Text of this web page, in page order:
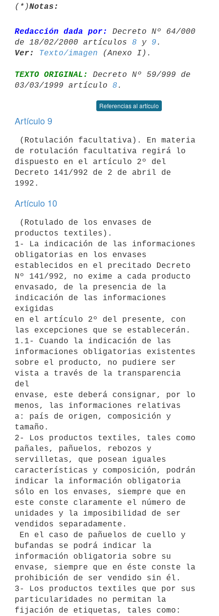
(*)Notas:
Redacción dada por:
Decreto Nº 64/000
de 18/02/2000 artículos 8 y 9
Ver:
Texto/imagen
TEXTO ORIGINAL:
Decreto Nº 59/999 de
03/03/1999 artículo 8
Referencias al artículo
Artículo 9
de rotulación facultativa regirá lo
dispuesto en el artículo 2º del
Decreto 141/992 de 2 de abril de
Artículo 10
productos textiles).
1- La indicación de las informaciones
obligatorias en los envases
establecidos en el precitado Decreto
Nº 141/992, no exime a cada producto
envasado, de la presencia de la
indicación de las informaciones
exigidas
en el artículo 2º del presente, con
las excepciones que se establecerán.
1.1- Cuando la indicación de las
informaciones obligatorias existentes
sobre el producto, no pudiere ser
vista a través de la transparencia
del
envase, este deberá consignar, por lo
menos, las informaciones relativas
a: país de origen, composición y
tamaño.
2- Los productos textiles, tales como
pañales, pañuelos, rebozos y
servilletas, que posean iguales
características y composición, podrán
indicar la información obligatoria
sólo en los envases, siempre que en
este conste claramente el número de
unidades y la imposibilidad de ser
vendidos separadamente.
bufandas se podrá indicar la
información obligatoria sobre su
envase, siempre que en éste conste la
prohibición de ser vendido sin él.
3- Los productos textiles que por sus
particularidades no permitan la
fijación de etiquetas, tales como: